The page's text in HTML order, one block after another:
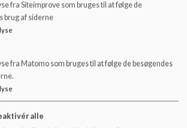
således at grundlaget for
er tolerance og forståelse.
overordnede mål at sætte rammer for
børnenes trivsel og sociale relationer.
udfordrende og lærerigt at gå i SFO.
fra Siteimprove som bruges til at følge de
brug af siderne
fra Matomo som bruges til at følge de besøgendes
alle